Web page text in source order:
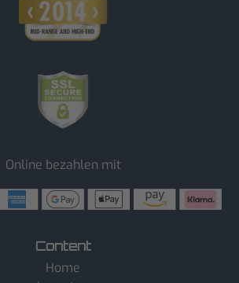
Online bezahlen mit
Content
Home